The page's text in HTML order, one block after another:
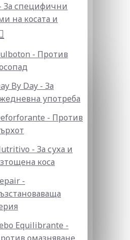
За специфични
на косата и
- Против
By Day - За
употреба
- Против
- За суха и
коса
-
Equilibrante -